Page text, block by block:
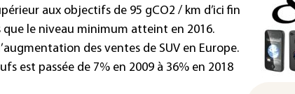
aux objectifs de 95 gCO2 / km d’ici fin
que le niveau minimum atteint en 2016.
des ventes de SUV en Europe.
est passée de 7% en 2009 à 36% en 2018
IA